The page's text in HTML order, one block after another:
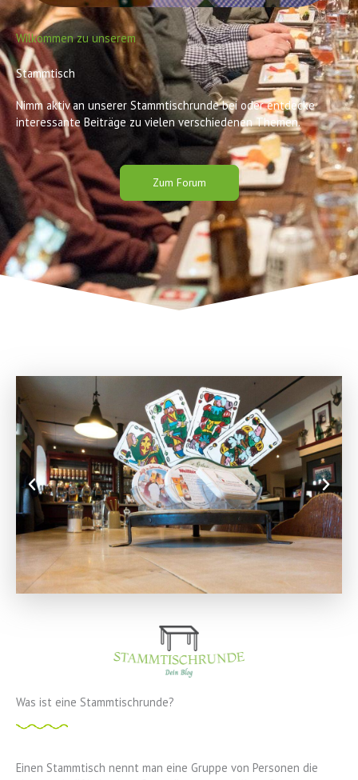
Wilkommen zu unserem
Stammtisch
Nimm aktiv an unserer Stammtischrunde bei oder entdecke
interessante Beiträge zu vielen verschiedenen Themen.
Zum Forum
Was ist eine Stammtischrunde?
Einen Stammtisch nennt man eine Gruppe von Personen die